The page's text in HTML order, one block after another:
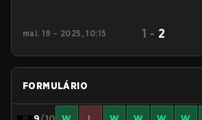
mai. 19 - 2025, 10:15 1 - 2
FORMULÁRIO